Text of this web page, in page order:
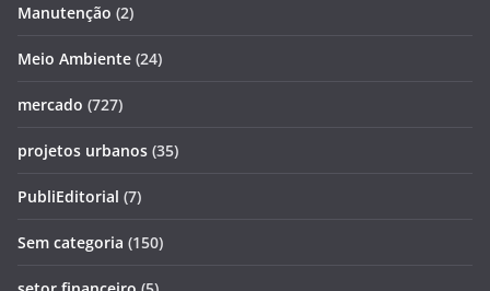
Manutenção (2)
Meio Ambiente (24)
mercado (727)
projetos urbanos (35)
PubliEditorial (7)
Sem categoria (150)